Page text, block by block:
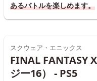
あるバトルを楽しめます。
スクウェア・エニックス
FINAL FANTASY
ジー16） - PS5